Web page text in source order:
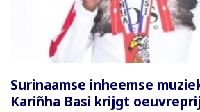
Surinaamse inheemse
Kariñha Basi krijgt